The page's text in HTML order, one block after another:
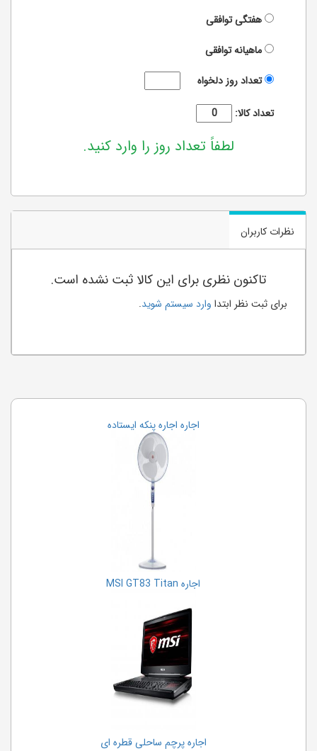
هفتگیتوافقی
ماهیانهتوافقی
تعداد روز دلخواه
تعداد کالا:
لطفاً تعداد روز را وارد کنید.
نظرات کاربران
تاکنون نظری برای این کالا ثبت نشده است.
برای ثبت نظر ابتدا وارد سیستم شوید.
اجاره اجاره پنکه ایستاده
اجاره MSI GT83 Titan
اجاره پرچم ساحلی قطره ای